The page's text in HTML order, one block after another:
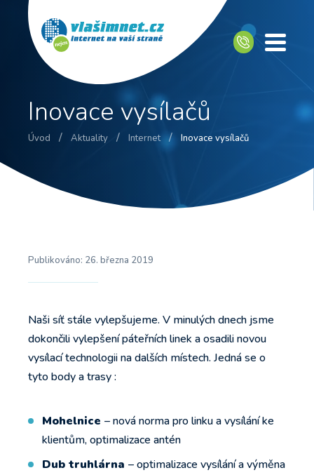
Inovace vysílačů
Úvod / Aktuality / Internet / Inovace vysílačů
Publikováno: 26. března 2019
Naši síť stále vylepšujeme. V minulých dnech jsme
dokončili vylepšení páteřních linek a osadili novou
vysílací technologii na dalších místech. Jedná se o
tyto body a trasy :
Mohelnice – nová norma pro linku a vysílání ke
klientům, optimalizace antén
Dub truhlárna – optimalizace vysílání a výměna